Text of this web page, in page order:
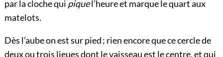
par la cloche qui piquel’heure et marque le quart aux
matelots.
Dès l’aube on est sur pied ; rien encore que ce cercle de
deux ou trois lieues dont le vaisseau est le centre, et qui